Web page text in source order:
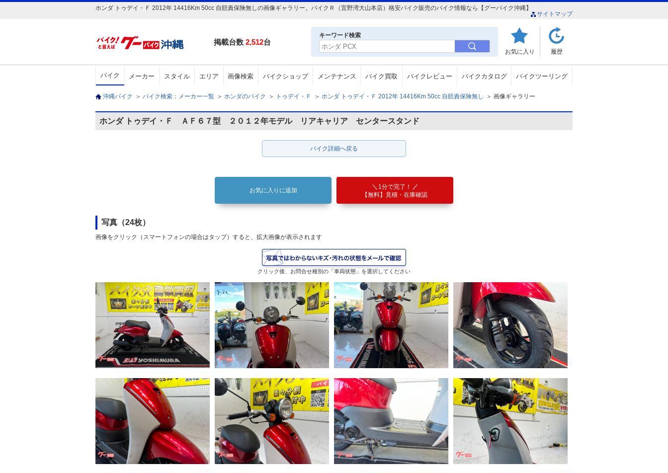
ホンダ トゥデイ・Ｆ 2012年 14416Km 50cc 自賠責保険無しの画像ギャラリー。バイクＲ（宜野湾大山本店）格安バイク販売のバイク情報なら【グーバイク沖縄】
サイトマップ
掲載台数 2,512台
キーワード検索
お気に入り 履歴
バイク メーカー スタイル エリア 画像検索 バイクショップ メンテナンス バイク買取 バイクレビュー バイクカタログ バイクツーリング
沖縄バイク ＞ バイク検索：メーカー一覧 ＞ ホンダのバイク ＞ トゥデイ・Ｆ ＞ ホンダ トゥデイ・Ｆ 2012年 14416Km 50cc 自賠責保険無し ＞ 画像ギャラリー
ホンダ トゥデイ・Ｆ ＡＦ６７型 ２０１２年モデル リアキャリア センタースタンド
バイク詳細へ戻る
お気に入りに追加
1分で完了！
【無料】見積・在庫確認
写真（24枚）
画像をクリック（スマートフォンの場合はタップ）すると、拡大画像が表示されます
クリック後、お問合せ種別の「車両状態」を選択してください